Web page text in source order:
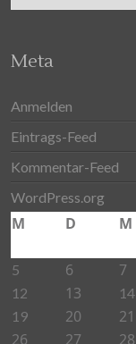
Meta
Anmelden
Eintrags-Feed
Kommentar-Feed
WordPress.org
M D M
5 6 7
12 13 14
19 20 21
26
27 28